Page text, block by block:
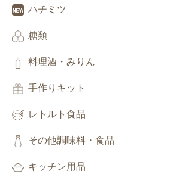
ハチミツ
糖類
料理酒・みりん
手作りキット
レトルト食品
その他調味料・食品
キッチン用品